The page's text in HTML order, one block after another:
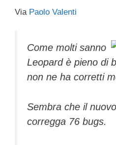
c
b
o
o
tt
e
d
s
dI
n
Via Paolo Valenti
Come molti sanno
Leopard è pieno di
non ne ha corretti
Sembra che il
corregga 76 bugs.